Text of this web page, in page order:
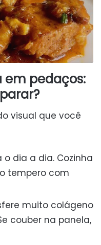
em pedaços:
visual que você
dia a dia. Cozinha
tempero com
muito colágeno
couber na panela,